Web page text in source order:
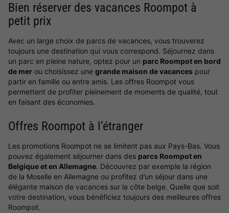
Bien réserver des vacances Roompot à
petit prix
Avec un large choix de parcs de vacances, vous trouverez
toujours une destination qui vous correspond. Séjournez dans
un parc en pleine nature, optez pour un parc Roompot en bord
de mer ou choisissez une grande maison de vacances pour
partir en famille ou entre amis. Les offres Roompot vous
permettent de profiter pleinement de moments de qualité, tout
en faisant des économies.
Offres Roompot à l’étranger
Les promotions Roompot ne se limitent pas aux Pays-Bas. Vous
pouvez également séjourner dans des parcs Roompot en
Belgique et en Allemagne. Découvrez par exemple la région
de la Moselle en Allemagne ou profitez d’un séjour dans une
élégante maison de vacances sur la côte belge. Quelle que soit
votre destination, vous bénéficiez toujours des meilleures offres
Roompot.